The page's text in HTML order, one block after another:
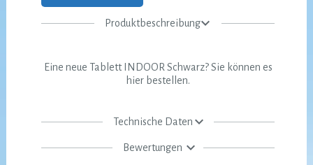
Produktbeschreibung
Eine neue Tablett INDOOR Schwarz? Sie können es
hier bestellen.
Technische Daten
Bewertungen